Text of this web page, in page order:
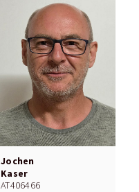
Jochen
Kaser
AT406466